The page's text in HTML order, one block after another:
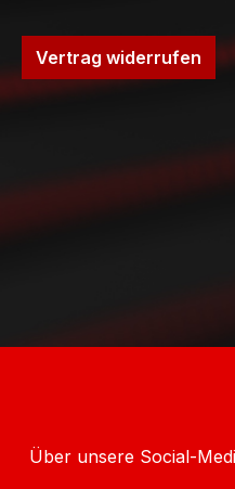
Vertrag widerrufen
Über unsere Social-